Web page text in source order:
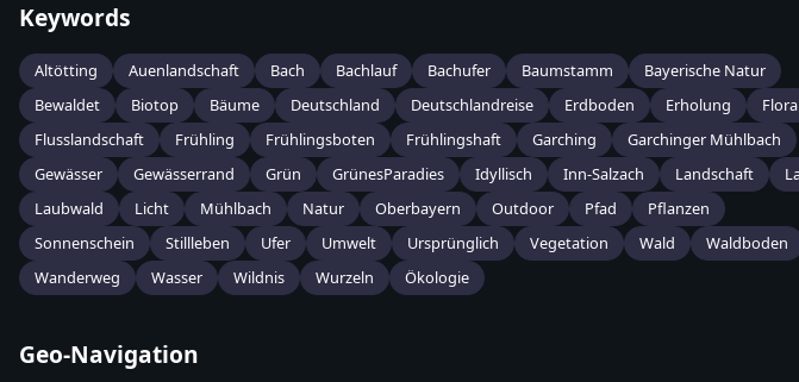
Keywords
Altötting Auenlandschaft Bach Bachlauf Bachufer Baumstamm
Bayerische Natur
Bewaldet
Biotop Bäume Deutschland Deutschlandreise Erdboden Erholung
Flora
Flusslandschaft
Frühling Frühlingsboten Frühlingshaft Garching
Garchinger Mühlbach
Gewässer
Gewässerrand Grün GrünesParadies Idyllisch Inn-Salzach Landschaft
Laubwald
Licht Mühlbach Natur Oberbayern Outdoor Pfad
Pflanzen
Sonnenschein
Stillleben Ufer Umwelt Ursprünglich Vegetation Wald
Waldboden
Wanderweg
Wasser Wildnis Wurzeln Ökologie
Geo-Navigation